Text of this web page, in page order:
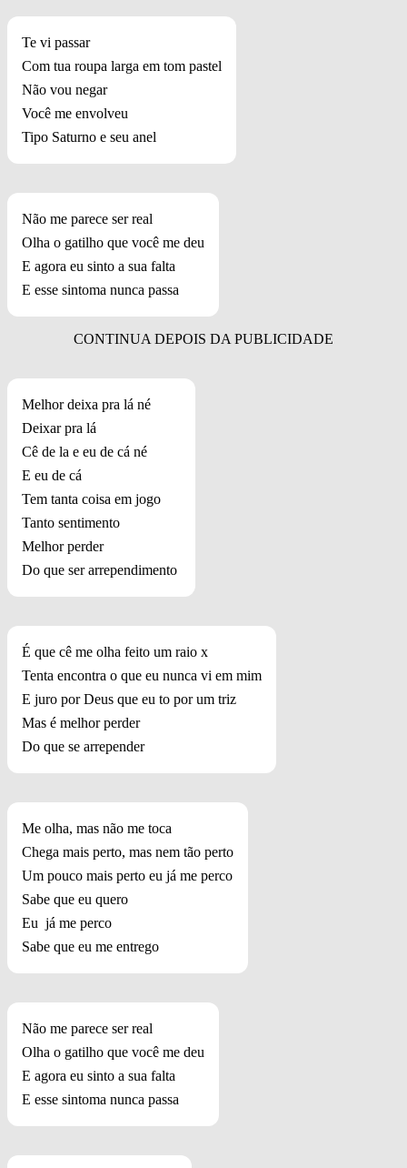
Te vi passar
Com tua roupa larga em tom pastel
Não vou negar
Você me envolveu
Tipo Saturno e seu anel
Não me parece ser real
Olha o gatilho que você me deu
E agora eu sinto a sua falta
E esse sintoma nunca passa
Melhor deixa pra lá né
Deixar pra lá
Cê de la e eu de cá né
E eu de cá
Tem tanta coisa em jogo
Tanto sentimento
Melhor perder
Do que ser arrependimento
É que cê me olha feito um raio x
Tenta encontra o que eu nunca vi em mim
E juro por Deus que eu to por um triz
Mas é melhor perder
Do que se arrepender
Me olha, mas não me toca
Chega mais perto, mas nem tão perto
Um pouco mais perto eu já me perco
Sabe que eu quero
Eu já me perco
Sabe que eu me entrego
Não me parece ser real
Olha o gatilho que você me deu
E agora eu sinto a sua falta
E esse sintoma nunca passa